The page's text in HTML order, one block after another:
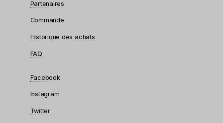
Partenaires
Commande
Historique des achats
FAQ
Facebook
Instagram
Twitter